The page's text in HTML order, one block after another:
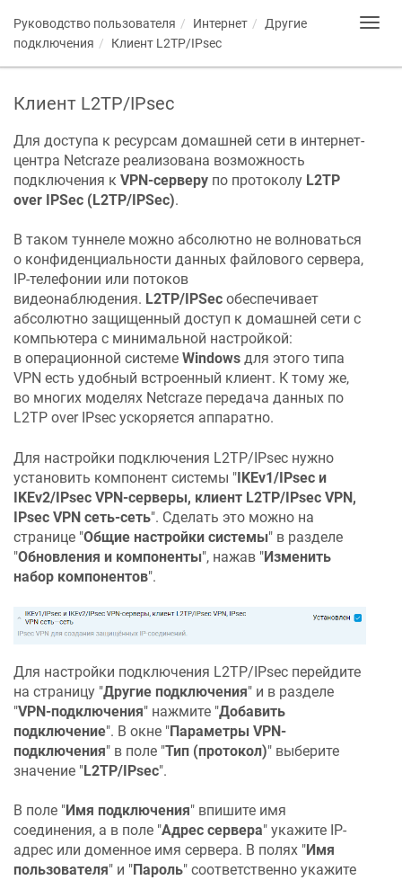
Руководство пользователя Интернет
Другие
подключения
Клиент L2TP/IPsec
Клиент L2TP/IPsec
Для доступа к ресурсам домашней сети в интернет-
центра Netcraze реализована возможность
подключения к VPN-серверу по протоколу L2TP
over IPSec (L2TP/IPSec).
В таком туннеле можно абсолютно не волноваться
о конфиденциальности данных файлового сервера,
IP-телефонии или потоков
видеонаблюдения. L2TP/IPSec обеспечивает
абсолютно защищенный доступ к домашней сети с
компьютера с минимальной настройкой:
в операционной системе Windows для этого типа
VPN есть удобный встроенный клиент. К тому же,
во многих моделях Netcraze передача данных по
L2TP over IPsec ускоряется аппаратно.
Для настройки подключения L2TP/IPsec нужно
установить компонент системы "IKEv1/IPsec и
IKEv2/IPsec VPN-серверы, клиент L2TP/IPsec VPN,
IPsec VPN сеть-сеть". Сделать это можно на
странице "Общие настройки системы" в разделе
"Обновления и компоненты", нажав "Изменить
набор компонентов".
Для настройки подключения L2TP/IPsec перейдите
на страницу "Другие подключения" и в разделе
"VPN-подключения" нажмите "Добавить
подключение". В окне "Параметры VPN-
подключения" в поле "Тип (протокол)" выберите
значение "L2TP/IPsec".
В поле "Имя подключения" впишите имя
соединения, а в поле "Адрес сервера" укажите IP-
адрес или доменное имя сервера. В полях "Имя
пользователя" и "Пароль" соответственно укажите